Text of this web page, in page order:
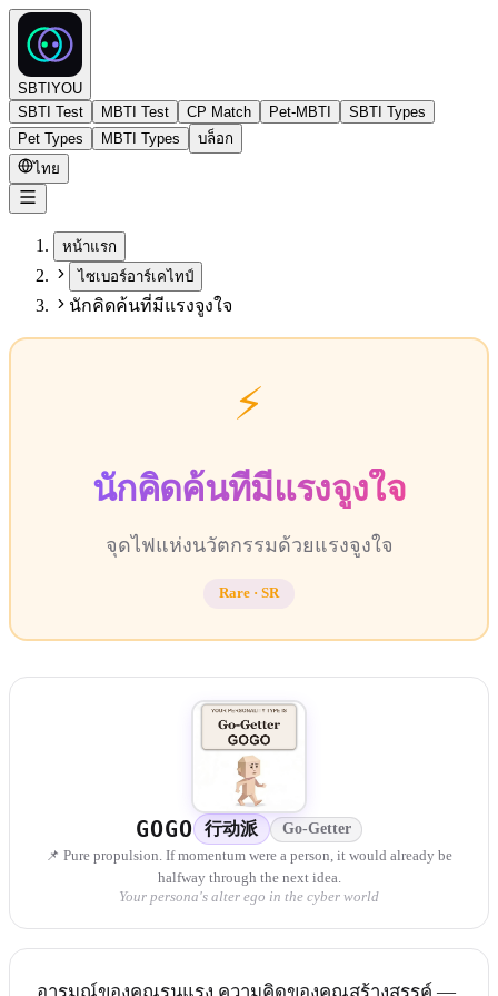
SBTIYOU
SBTI Test
MBTI Test CP Match Pet-MBTI
SBTI Types
Pet Types
MBTI Types
บล็อก
ไทย
หน้าแรก
ไซเบอร์อาร์เคไทป์
นักคิดค้นที่มีแรงจูงใจ
⚡
นักคิดค้นที่มีแรงจูงใจ
จุดไฟแห่งนวัตกรรมด้วยแรงจูงใจ
Rare · SR
GOGO 行动派 Go-Getter
📌 Pure propulsion. If momentum were a person, it would already be
halfway through the next idea.
Your persona's alter ego in the cyber world